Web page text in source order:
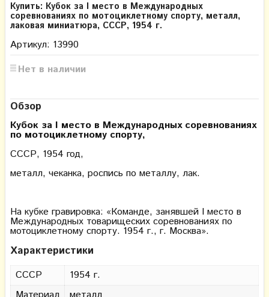
Купить: Кубок за I место в Международных
соревнованиях по мотоциклетному спорту, металл,
лаковая миниатюра, СССР, 1954 г.
Артикул: 13990
Нет в наличии
Обзор
Кубок за I место в Международных соревнованиях
по мотоциклетному спорту,
СССР, 1954 год,
металл, чеканка, роспись по металлу, лак.
На кубке гравировка: «Команде, занявшей I место в
Международных товарищеских соревнованиях по
мотоциклетному спорту. 1954 г., г. Москва».
Характеристики
СССР
1954 г.